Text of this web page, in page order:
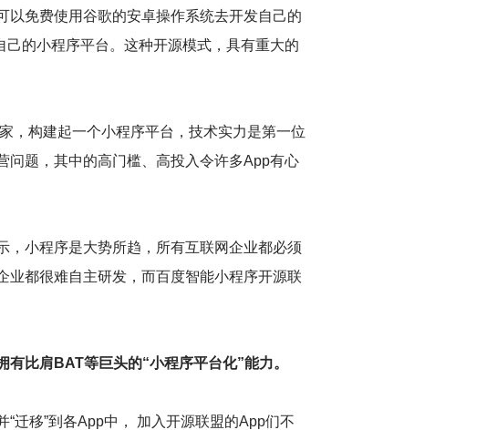
免费使用谷歌的安卓操作系统去开发自己的
的小程序平台。这种开源模式，具有重大的
，构建起一个小程序平台，技术实力是第一位
问题，其中的高门槛、高投入令许多App有心
小程序是大势所趋，所有互联网企业都必须
都很难自主研发，而百度智能小程序开源联
比肩BAT等巨头的“小程序平台化”能力。
迁移”到各App中， 加入开源联盟的App们不